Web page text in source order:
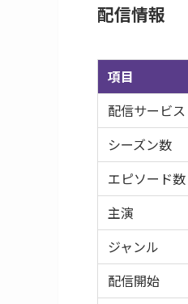
配信情報
項目
配信サービス
シーズン数
エピソード数
主演
ジャンル
配信開始